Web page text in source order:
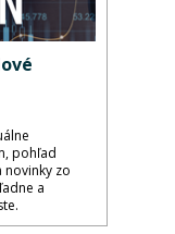
pohľad
zo
a